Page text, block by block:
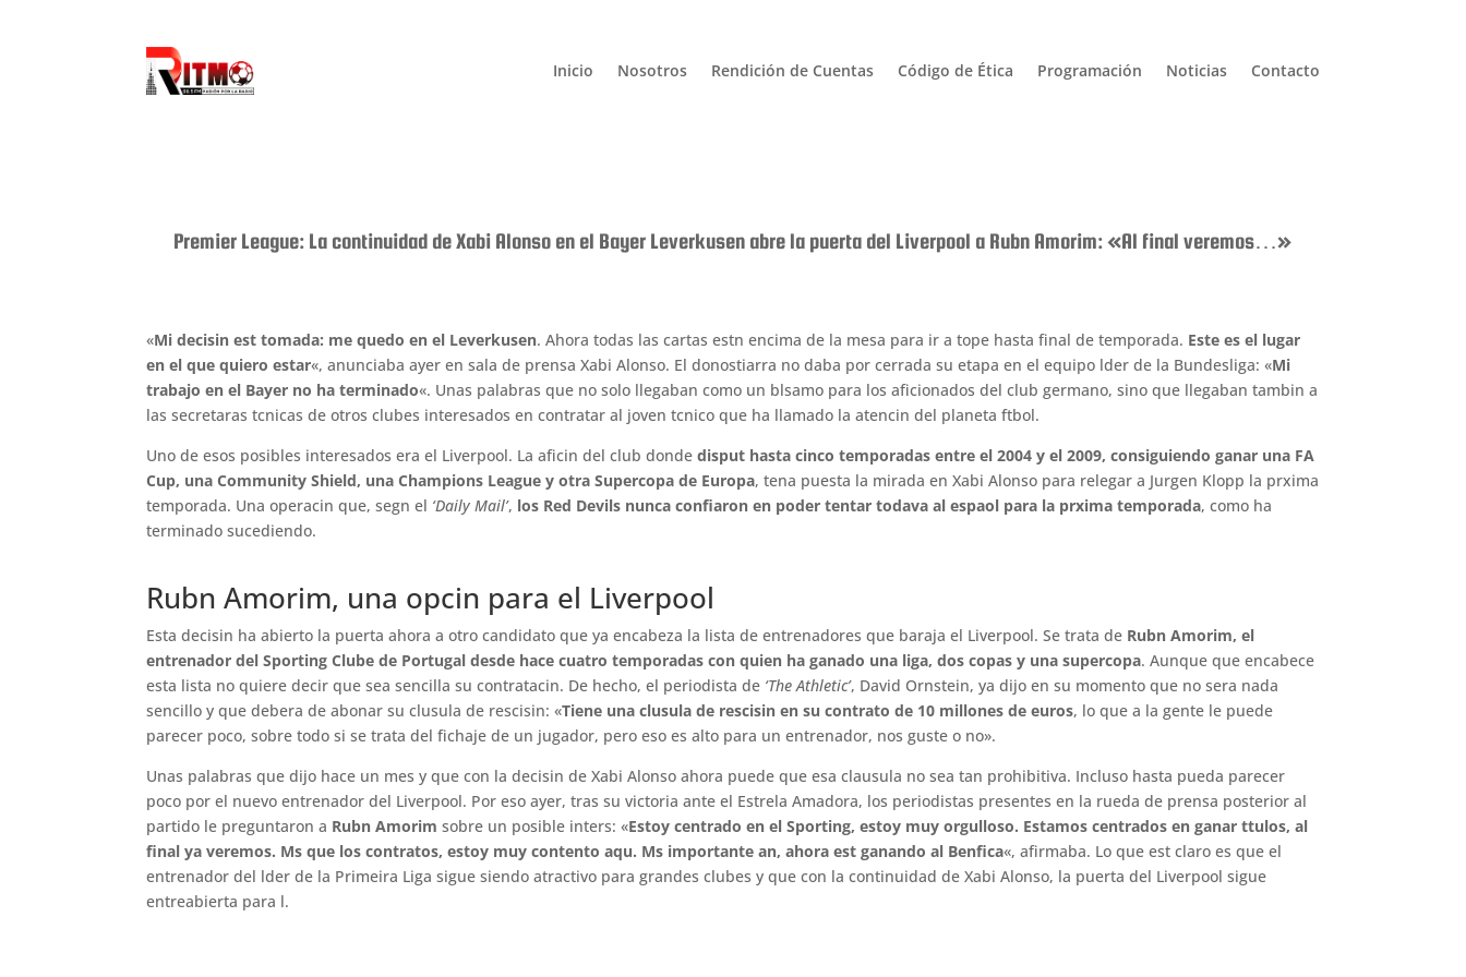
Inicio Nosotros Rendición de Cuentas Código de Ética Programación Noticias Contacto
Premier League: La continuidad de Xabi Alonso en el Bayer Leverkusen abre la puerta del Liverpool a Rubn Amorim: «Al final veremos…»
«Mi decisin est tomada: me quedo en el Leverkusen. Ahora todas las cartas estn encima de la mesa para ir a tope hasta final de temporada. Este es el lugar
en el que quiero estar«, anunciaba ayer en sala de prensa Xabi Alonso. El donostiarra no daba por cerrada su etapa en el equipo lder de la Bundesliga: «Mi
trabajo en el Bayer no ha terminado«. Unas palabras que no solo llegaban como un blsamo para los aficionados del club germano, sino que llegaban tambin a
las secretaras tcnicas de otros clubes interesados en contratar al joven tcnico que ha llamado la atencin del planeta ftbol.
Uno de esos posibles interesados era el Liverpool. La aficin del club dondedisput hasta cinco temporadas entre el 2004 y el 2009, consiguiendo ganar una FA
Cup, una Community Shield, una Champions League y otra Supercopa de Europa, tena puesta la mirada en Xabi Alonso para relegar a Jurgen Klopp la prxima
temporada. Una operacin que, segn el ‘Daily Mail’, los Red Devils nunca confiaron en poder tentar todava al espaol para la prxima temporada, como ha
terminado sucediendo.
Rubn Amorim, una opcin para el Liverpool
Esta decisin ha abierto la puerta ahora a otro candidato que ya encabeza la lista de entrenadores que baraja el Liverpool. Se trata de Rubn Amorim, el
entrenador del Sporting Clube de Portugal desde hace cuatro temporadas con quien ha ganado una liga, dos copas y una supercopa. Aunque que encabece
esta lista no quiere decir que sea sencilla su contratacin. De hecho, el periodista de ‘The Athletic’, David Ornstein, ya dijo en su momento que no sera nada
sencillo y que debera de abonar su clusula de rescisin: «Tiene una clusula de rescisin en su contrato de 10 millones de euros, lo que a la gente le puede
parecer poco, sobre todo si se trata del fichaje de un jugador, pero eso es alto para un entrenador, nos guste o no».
Unas palabras que dijo hace un mes y que con la decisin de Xabi Alonso ahora puede que esa clausula no sea tan prohibitiva. Incluso hasta pueda parecer
poco por el nuevo entrenador del Liverpool. Por eso ayer, tras su victoria ante el Estrela Amadora, los periodistas presentes en la rueda de prensa posterior al
partido le preguntaron a Rubn Amorim sobre un posible inters: «Estoy centrado en el Sporting, estoy muy orgulloso. Estamos centrados en ganar ttulos, al
final ya veremos. Ms que los contratos, estoy muy contento aqu. Ms importante an, ahora est ganando al Benfica«, afirmaba. Lo que est claro es que el
entrenador del lder de la Primeira Liga sigue siendo atractivo para grandes clubes y que con la continuidad de Xabi Alonso, la puerta del Liverpool sigue
entreabierta para l.